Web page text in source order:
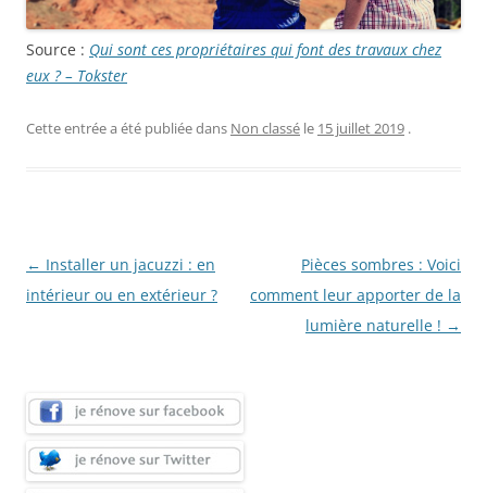
Source : Qui sont ces propriétaires qui font des travaux chez
eux ? – Tokster
Cette entrée a été publiée dans Non classé le 15 juillet 2019 .
Navigation
des
← Installer un jacuzzi : en
intérieur ou en extérieur ?
Pièces sombres : Voici
comment leur apporter de la
lumière naturelle ! →